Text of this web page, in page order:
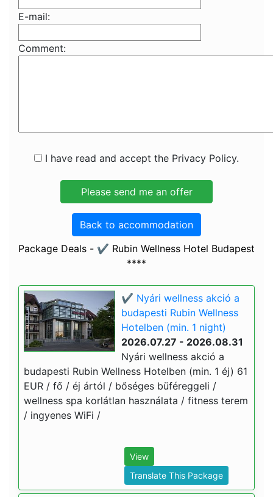
E-mail:
Comment:
I have read and accept the Privacy Policy.
Back to accommodation
Package Deals - ✔️ Rubin Wellness Hotel Budapest
****
✔️ Nyári wellness akció a
budapesti Rubin Wellness
Hotelben (min. 1 night)
2026.07.27 - 2026.08.31
Nyári wellness akció a
budapesti Rubin Wellness Hotelben (min. 1 éj) 61
EUR / fő / éj ártól / bőséges büféreggeli /
wellness spa korlátlan használata / fitness terem
/ ingyenes WiFi /
View
Translate This Package